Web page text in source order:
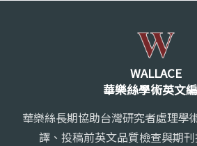
WALLACE
華樂絲學術英文
華樂絲長期協助台灣研究者處理學
譯、投稿前英文品質檢查與期